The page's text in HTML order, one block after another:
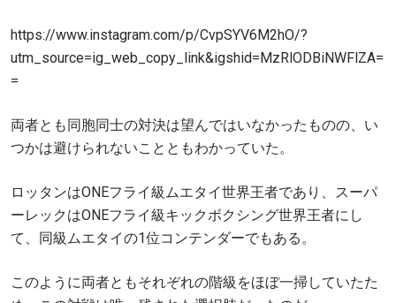
https://www.instagram.com/p/CvpSYV6M2hO/?
utm_source=ig_web_copy_link&igshid=MzRlODBiNWFlZA=
=
両者とも同胞同士の対決は望んではいなかったものの、い
つかは避けられないことともわかっていた。
ロッタンはONEフライ級ムエタイ世界王者であり、スーパ
ーレックはONEフライ級キックボクシング世界王者にし
て、同級ムエタイの1位コンテンダーでもある。
このように両者ともそれぞれの階級をほぼ一掃していたた